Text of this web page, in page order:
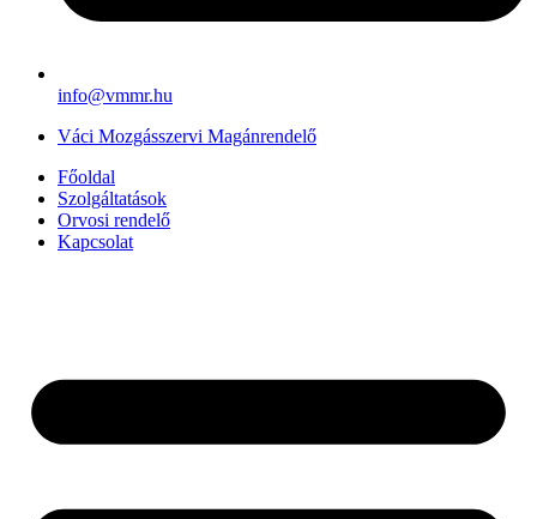
info@vmmr.hu
Váci Mozgásszervi Magánrendelő
Főoldal
Szolgáltatások
Orvosi rendelő
Kapcsolat